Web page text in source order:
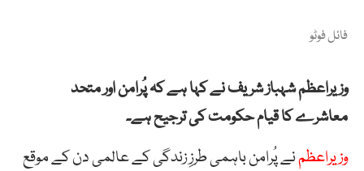
فائل فوٹو
وزیراعظم شہباز شریف نے کہا ہے کہ پُرامن اور متحد
معاشرے کا قیام حکومت کی ترجیح ہے۔
وزیراعظمنے پُرامن باہمی طرزِ زندگی کے عالمی دن کے موقع